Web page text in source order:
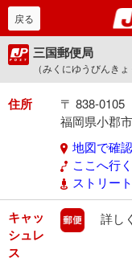
戻る
三国郵便局
（みくにゆうびんきょ
住所
〒 838-0105
福岡県小郡
地図で確認
ここへ行く
ストリー
キャッ
シュレ
ス
郵便
詳し